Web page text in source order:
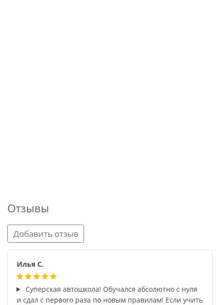
Отзывы
Добавить отзыв
Илья С.
Суперская автошкола! Обучался абсолютно с нуля
и сдал с первого раза по новым правилам! Если учить